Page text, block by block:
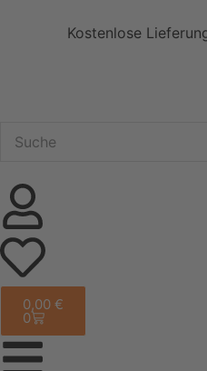
Kostenlose
0,00 €
0